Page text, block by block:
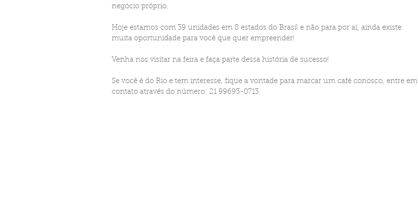
negócio próprio.
Hoje estamos com 39 unidades em 8 estados do Brasil e não para por aí, ainda existe
muita oportunidade para você que quer empreender!
Venha nos visitar na feira e faça parte dessa história de sucesso!
Se você é do Rio e tem interesse, fique a vontade para marcar um café conosco, entre em
contato através do número: 21 99693-0713.